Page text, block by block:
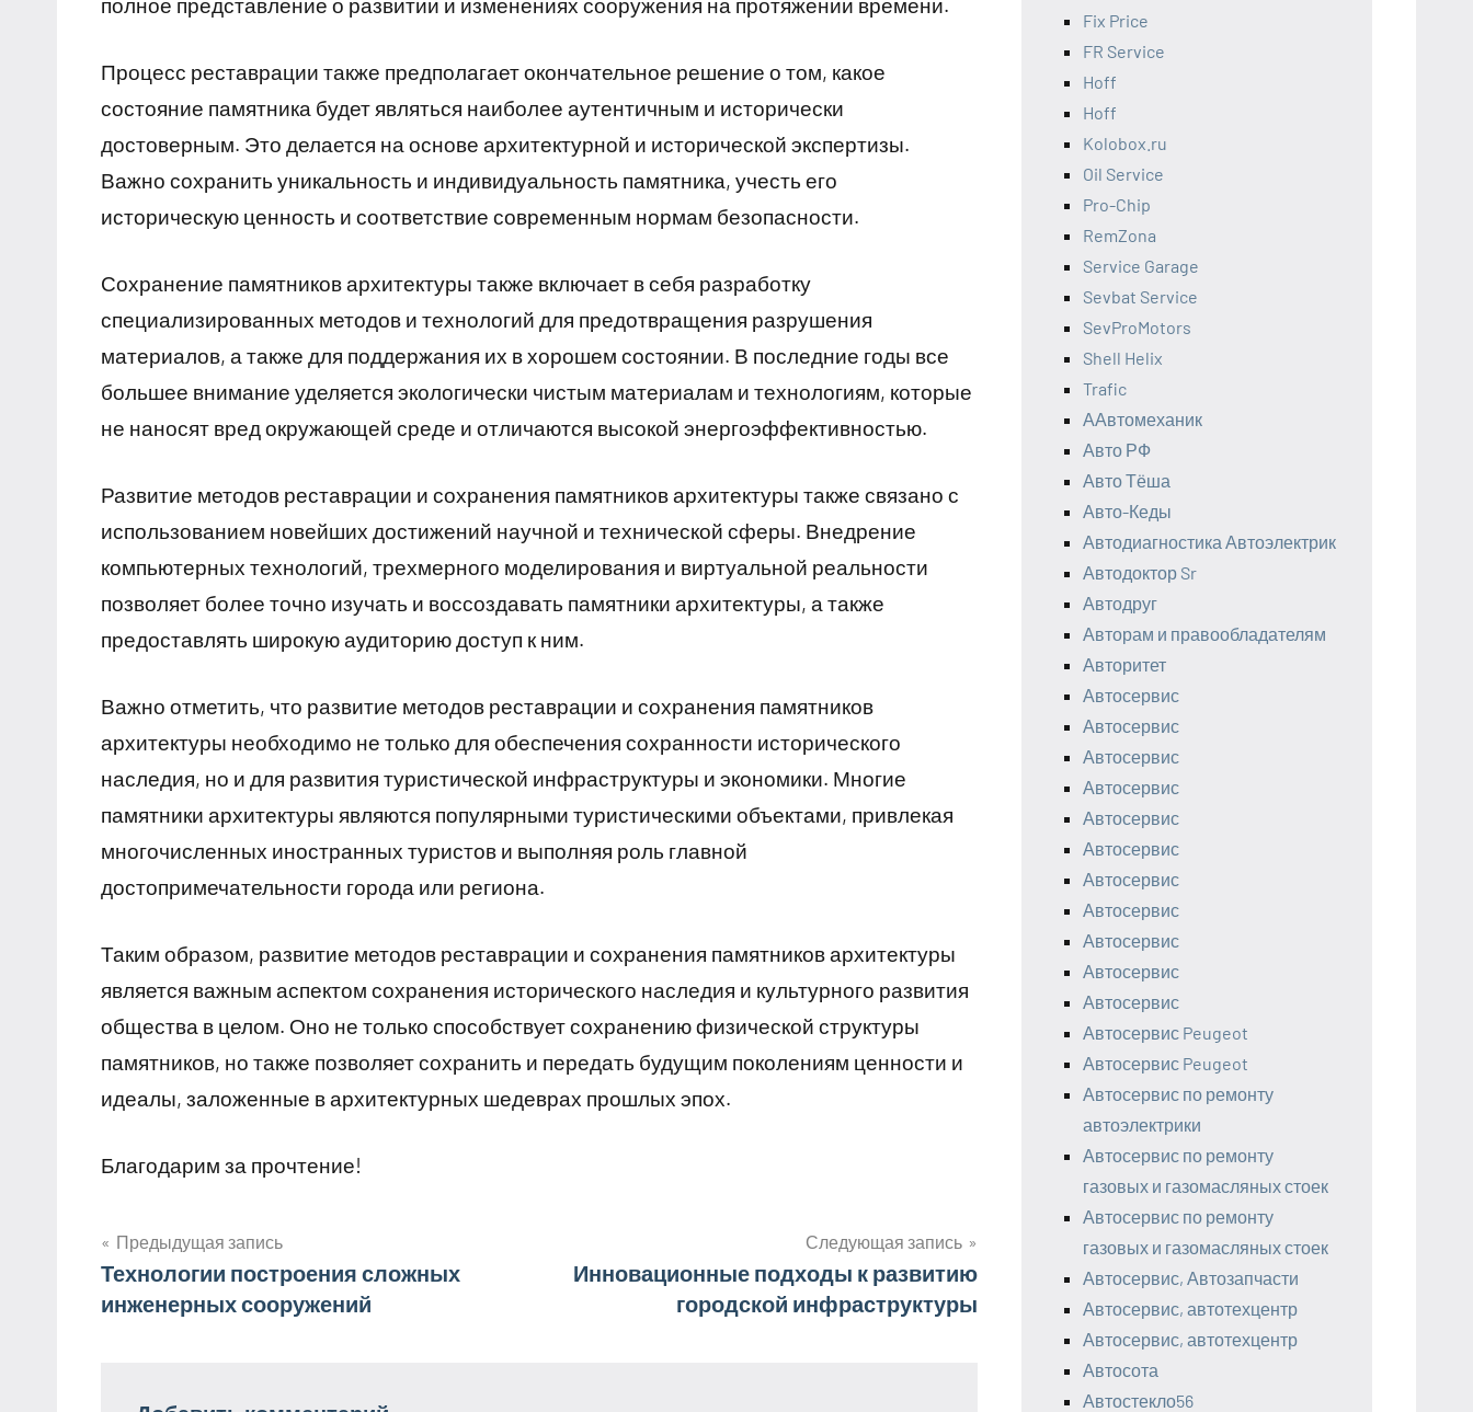
полное представление о развитии и изменениях сооружения на протяжении времени.
Процесс реставрации также предполагает окончательное решение о том, какое
состояние памятника будет являться наиболее аутентичным и исторически
достоверным. Это делается на основе архитектурной и исторической экспертизы.
Важно сохранить уникальность и индивидуальность памятника, учесть его
историческую ценность и соответствие современным нормам безопасности.
Сохранение памятников архитектуры также включает в себя разработку
специализированных методов и технологий для предотвращения разрушения
материалов, а также для поддержания их в хорошем состоянии. В последние годы все
большее внимание уделяется экологически чистым материалам и технологиям, которые
не наносят вред окружающей среде и отличаются высокой энергоэффективностью.
Развитие методов реставрации и сохранения памятников архитектуры также связано с
использованием новейших достижений научной и технической сферы. Внедрение
компьютерных технологий, трехмерного моделирования и виртуальной реальности
позволяет более точно изучать и воссоздавать памятники архитектуры, а также
предоставлять широкую аудиторию доступ к ним.
Важно отметить, что развитие методов реставрации и сохранения памятников
архитектуры необходимо не только для обеспечения сохранности исторического
наследия, но и для развития туристической инфраструктуры и экономики. Многие
памятники архитектуры являются популярными туристическими объектами, привлекая
многочисленных иностранных туристов и выполняя роль главной
достопримечательности города или региона.
Таким образом, развитие методов реставрации и сохранения памятников архитектуры
является важным аспектом сохранения исторического наследия и культурного развития
общества в целом. Оно не только способствует сохранению физической структуры
памятников, но также позволяет сохранить и передать будущим поколениям ценности и
идеалы, заложенные в архитектурных шедеврах прошлых эпох.
Благодарим за прочтение!
Навигация
по
Предыдущая запись
Технологии построения сложных
инженерных сооружений
Следующая запись
Инновационные подходы к развитию
городской инфраструктуры
Fix Price
FR Service
Hoff
Hoff
Kolobox.ru
Oil Service
Pro-Chip
RemZona
Service Garage
Sevbat Service
SevProMotors
Shell Helix
Trafic
ААвтомеханик
Авто РФ
Авто Тёша
Авто-Кеды
Автодиагностика Автоэлектрик
Автодоктор Sr
Автодруг
Авторам и правообладателям
Авторитет
Автосервис
Автосервис
Автосервис
Автосервис
Автосервис
Автосервис
Автосервис
Автосервис
Автосервис
Автосервис
Автосервис
Автосервис Peugeot
Автосервис Peugeot
Автосервис по ремонту
автоэлектрики
Автосервис по ремонту
газовых и газомасляных стоек
Автосервис по ремонту
газовых и газомасляных стоек
Автосервис, Автозапчасти
Автосервис, автотехцентр
Автосервис, автотехцентр
Автосота
Автостекло56